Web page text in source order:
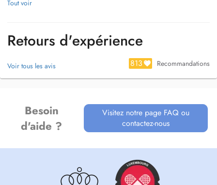
Tout voir
Retours d'expérience
Voir tous les avis 813 Recommandations
Besoin
d'aide ?
Visitez notre page FAQ ou
contactez-nous